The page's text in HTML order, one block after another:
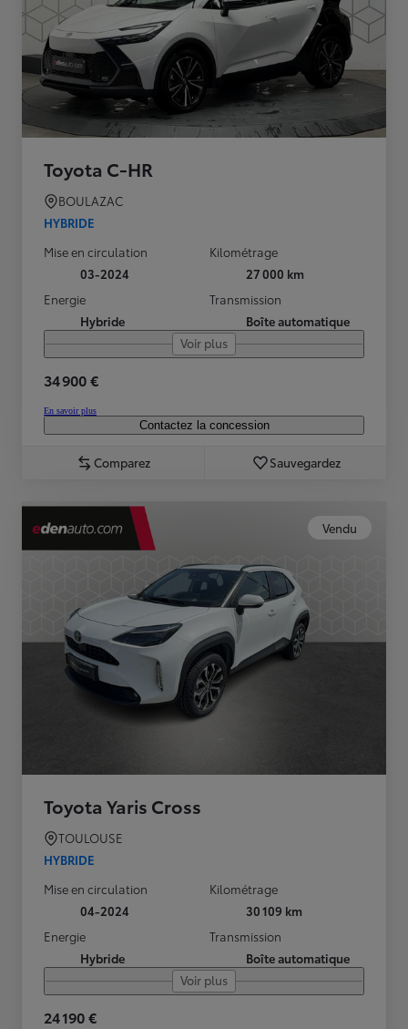
Toyota C-HR
BOULAZAC
HYBRIDE
Mise en circulation
03-2024
Kilométrage
27 000 km
Energie
Hybride
Transmission
Boîte automatique
Voir plus
34 900 €
En savoir plus
Contactez la concession
Comparez Sauvegardez
Vendu
Toyota Yaris Cross
TOULOUSE
HYBRIDE
Mise en circulation
04-2024
Kilométrage
30 109 km
Energie
Hybride
Transmission
Boîte automatique
Voir plus
24 190 €